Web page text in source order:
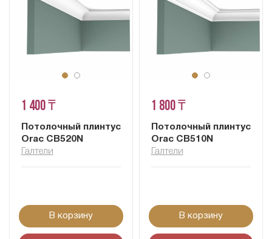
1 400 ₸
Потолочный плинтус
Orac CB520N
Галтели
В корзину
1 800 ₸
Потолочный плинтус
Orac CB510N
Галтели
В корзину